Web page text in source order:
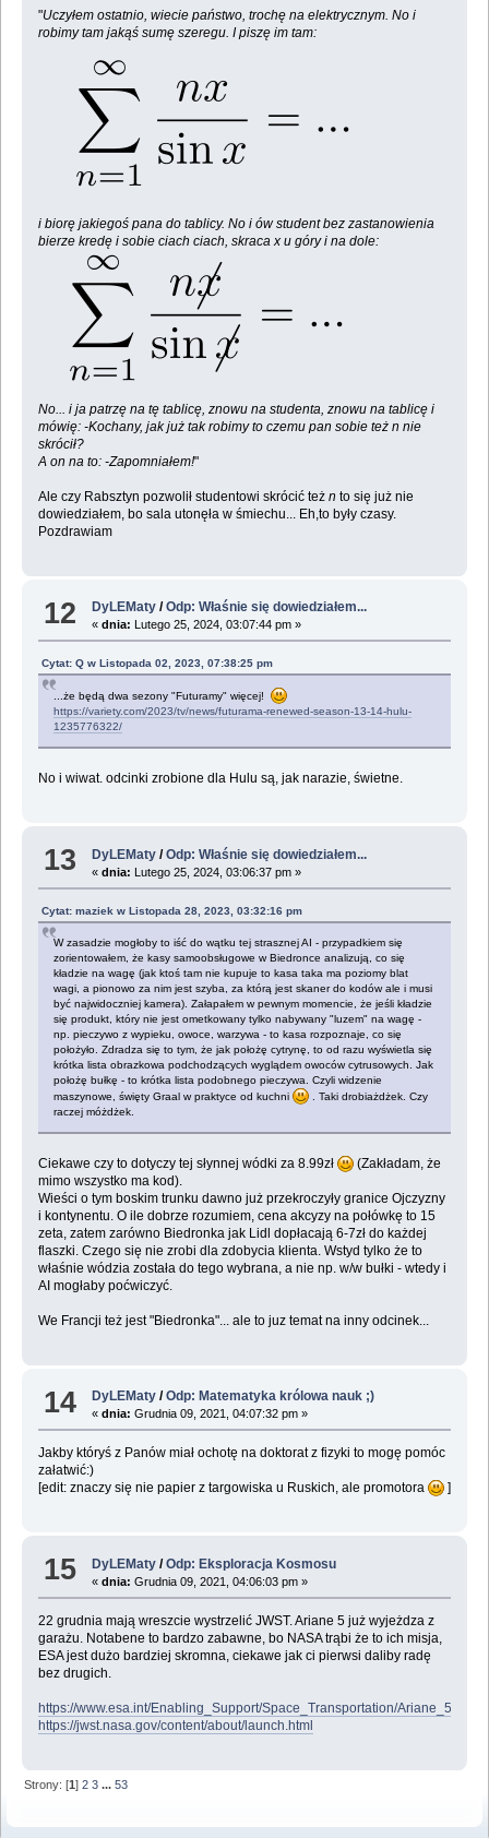
"Uczyłem ostatnio, wiecie państwo, trochę na elektrycznym. No i
robimy tam jakąś sumę szeregu. I piszę im tam:
i biorę jakiegoś pana do tablicy. No i ów student bez zastanowienia
bierze kredę i sobie ciach ciach, skraca xu góry i na dole:
No... i ja patrzę na tę tablicę, znowu na studenta, znowu na tablicę i
mówię: -Kochany, jak już tak robimy to czemu pan sobie też n nie
skrócił?
A on na to: -Zapomniałem!"
Ale czy Rabsztyn pozwolił studentowi skrócić też n to się już nie
dowiedziałem, bo sala utonęła w śmiechu... Eh,to były czasy.
Pozdrawiam
12 DyLEMaty /Odp: Właśnie się dowiedziałem...
«dnia: Lutego 25, 2024, 03:07:44 pm »
Cytat: Q w Listopada 02, 2023, 07:38:25 pm
...że będą dwa sezony "Futuramy" więcej!
https://variety.com/2023/tv/news/futurama-renewed-season-13-14-hulu-
1235776322/
No i wiwat. odcinki zrobione dla Hulu są, jak narazie, świetne.
13 DyLEMaty /Odp: Właśnie się dowiedziałem...
«dnia: Lutego 25, 2024, 03:06:37 pm »
Cytat: maziek w Listopada 28, 2023, 03:32:16 pm
W zasadzie mogłoby to iść do wątku tej strasznej AI - przypadkiem się
zorientowałem, że kasy samoobsługowe w Biedronce analizują, co się
kładzie na wagę (jak ktoś tam nie kupuje to kasa taka ma poziomy blat
wagi, a pionowo za nim jest szyba, za którą jest skaner do kodów ale i musi
być najwidoczniej kamera). Załapałem w pewnym momencie, że jeśli kładzie
się produkt, który nie jest ometkowany tylko nabywany "luzem" na wagę -
np. pieczywo z wypieku, owoce, warzywa - to kasa rozpoznaje, co się
położyło. Zdradza się to tym, że jak położę cytrynę, to od razu wyświetla się
krótka lista obrazkowa podchodzących wyglądem owoców cytrusowych. Jak
położę bułkę - to krótka lista podobnego pieczywa. Czyli widzenie
maszynowe, święty Graal w praktyce od kuchni
. Taki drobiażdżek. Czy
raczej móżdżek.
Ciekawe czy to dotyczy tej słynnej wódki za 8.99zł
(Zakładam, że
mimo wszystko ma kod).
Wieści o tym boskim trunku dawno już przekroczyły granice Ojczyzny
i kontynentu. O ile dobrze rozumiem, cena akcyzy na połówkę to 15
zeta, zatem zarówno Biedronka jak Lidl dopłacają 6-7zł do każdej
flaszki. Czego się nie zrobi dla zdobycia klienta. Wstyd tylko że to
właśnie wódzia została do tego wybrana, a nie np. w/w bułki - wtedy i
AI mogłaby poćwiczyć.
We Francji też jest "Biedronka"... ale to juz temat na inny odcinek...
14 DyLEMaty /Odp: Matematyka królowa nauk ;)
«dnia: Grudnia 09, 2021, 04:07:32 pm »
Jakby któryś z Panów miał ochotę na doktorat z fizyki to mogę pomóc
załatwić:)
[edit: znaczy się nie papier z targowiska u Ruskich, ale promotora
]
15 DyLEMaty /Odp: Eksploracja Kosmosu
«dnia: Grudnia 09, 2021, 04:06:03 pm »
22 grudnia mają wreszcie wystrzelić JWST. Ariane 5 już wyjeżdza z
garażu. Notabene to bardzo zabawne, bo NASA trąbi że to ich misja,
ESA jest dużo bardziej skromna, ciekawe jak ci pierwsi daliby radę
bez drugich.
https://www.esa.int/Enabling_Support/Space_Transportation/
https://jwst.nasa.gov/content/about/launch.html
Strony: [1]2 3 ...53